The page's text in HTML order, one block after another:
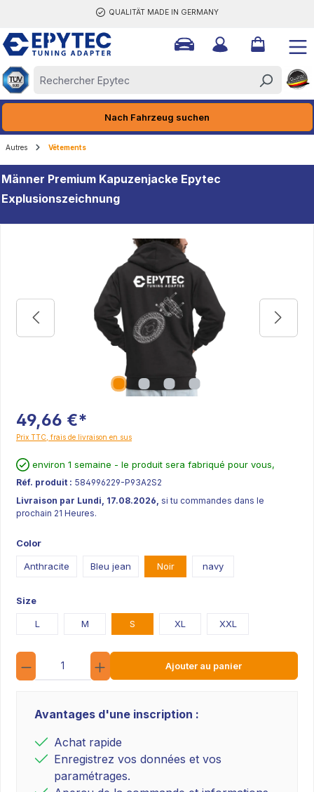
QUALITÄT MADE IN GERMANY
Nach Fahrzeug suchen
Autres Vêtements
Männer Premium Kapuzenjacke Epytec
Explusionszeichnung
49,66 €*
Prix TTC, frais de livraison en sus
environ 1 semaine - le produit sera fabriqué pour vous,
Réf. produit : 584996229-P93A2S2
Livraison par Lundi, 17.08.2026, si tu commandes dans le
prochain 21 Heures.
Color
Anthracite Bleu jean Noir navy
Size
L M S XL XXL
Quantité
Ajouter au panier
Avantages d'une inscription :
Achat rapide
Enregistrez vos données et vos
paramétrages.